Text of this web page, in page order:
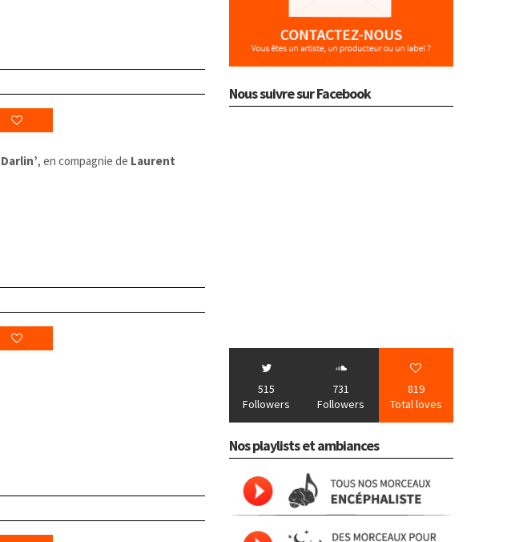
Darlin’, en compagnie de Laurent
Nous suivre sur Facebook
515
Followers
731
Followers
819
Total loves
Nos playlists et ambiances